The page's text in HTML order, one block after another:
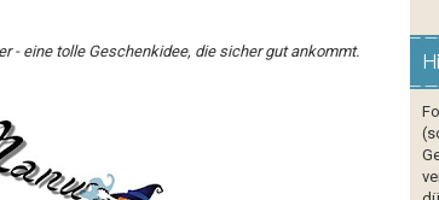
- eine tolle Geschenkidee, die sicher gut ankommt.